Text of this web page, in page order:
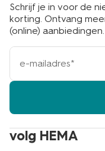
volg HEMA
Schrijf je in voor de
korting. Ontvang
(online)
e-
mailadres